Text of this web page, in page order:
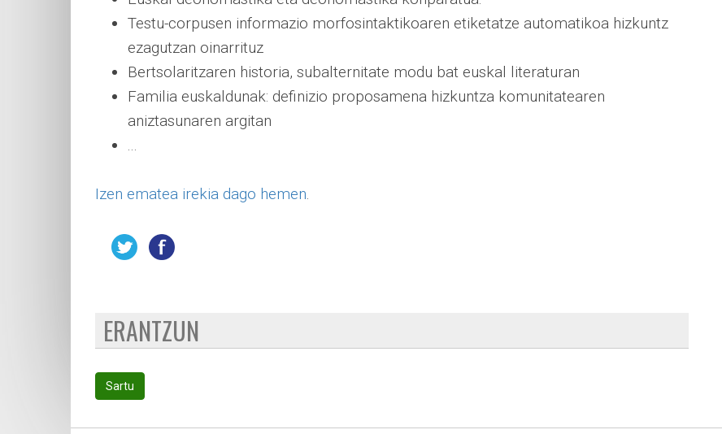
Testu-corpusen informazio morfosintaktikoaren etiketatze automatikoa hizkuntz
ezagutzan oinarrituz
Bertsolaritzaren historia, subalternitate modu bat euskal literaturan
Familia euskaldunak: definizio proposamena hizkuntza komunitatearen
aniztasunaren argitan
...
Izen ematea irekia dago hemen.
ERANTZUN
Sartu